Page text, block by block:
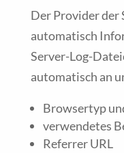
Der Provider der
automatisch
Server-Log-
automatisch an
Browsertyp
verwendetes
Referrer URL